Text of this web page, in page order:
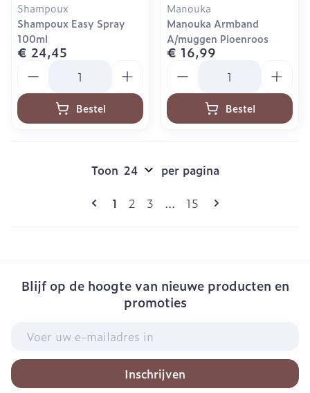
Shampoux
Shampoux Easy Spray
100ml
€ 24,45
Bestel
Manouka
Manouka Armband
A/muggen Pioenroos
€ 16,99
Bestel
Pagina's
U lees momenteel pagina
1 Pagina
2 Pagina
3 ... Pagina
15
Toon per pagina
Blijf op de hoogte van nieuwe producten en
promoties
Inschrijven